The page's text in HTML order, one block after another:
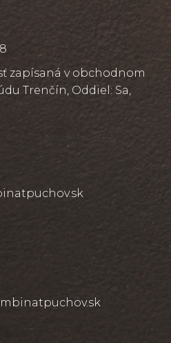
zapísaná v obchodnom
Trenčín, Oddiel: Sa,